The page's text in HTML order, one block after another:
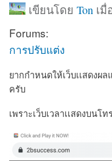
เขียนโดย Ton เมื่
Forums:
การปรับแต่ง
ยากกำหนดให้เว็บเเสดงผ
ครับ
เพราะเว็บเวลาเเสดงบนโ